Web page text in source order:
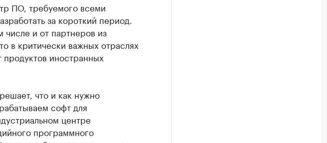
ПО, требуемого всеми
за короткий период.
и от партнеров из
в критически важных отраслях
иностранных
что и как нужно
софт для
центре
программного